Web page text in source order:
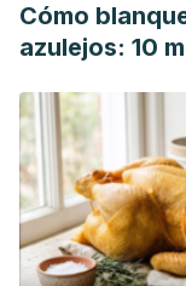
Cómo
azulejos: 10